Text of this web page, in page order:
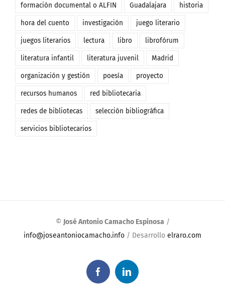
formación documental o ALFIN Guadalajara historia
hora del cuento investigación juego literario
juegos literarios lectura libro librofórum
literatura infantil literatura juvenil Madrid
organización y gestión poesía proyecto
recursos humanos red bibliotecaria
redes de bibliotecas selección bibliográfica
servicios bibliotecarios
© José Antonio Camacho Espinosa /
info@joseantoniocamacho.info / Desarrollo elraro.com
FacebookLinkedIn